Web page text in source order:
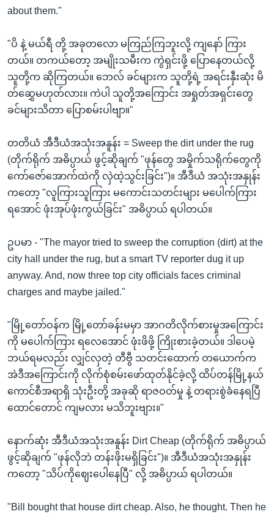
about them."
"ပိ နဲ့ မယ်ရီ တို့ အခုတလော မကြည်ကြဘူးလို့ ကျနော် ကြား
တယ်။ တကယ်တော့ အမျိုးသမီးက ကွဲရှင်းဖို့ ပြောနေတယ်လို့
သူတို့က ဆိုကြတယ်။ ဘေလ် ခင်များက သူတို့ရဲ့ အရင်းနှီးဆုံး မိ
တ်ဆွှေမဟုတ်လား။ ကဲပါ သူတို့အကြောင်း အရှုတ်အရှင်းတွေ
ခင်များသိတာ ပြောစမ်းပါဗျာ။"
တတိယံ အီဒီယံအသုံးအနူန်း = Sweep the dirt under the rug
(တိုက်ရိုက် အဓိပ္ပာယ် ဖွင့်ဆိုချက် "ဖုန်တွေ အမှိုက်သရိုက်တွေကို
ကော်ဇော်အောက်ထဲကို လှဲထဲ့သွင်းခြင်း")။ အီဒီယံ အသုံးအနှုန်း
ကတော့ "လူကြားသူကြား မကောင်းသတင်းများ မပေါက်ကြား
ရအောင် ဖုံးအုပ်ဖုံးကွယ်ခြင်း" အဓိပ္ပာယ် ရပါတယ်။
ဥပမာ - "The mayor tried to sweep the corruption (dirt) at the
city hall under the rug, but a smart TV reporter dug it up
anyway. And, now three top city officials faces criminal
charges and maybe jailed."
"မြို့တော်ဝန်က မြို့တော်ခန်းမမှာ အာဂတိလိုက်စားမှုအကြောင်း
ကို မပေါက်ကြား ရလေအောင် ဖုံးဖိဖို့ ကြိုးစားခဲ့တယ်။ ဒါပေမဲ့
ဘယ်ရမလည်း လျှင်လှတဲ့ တီဗွီ သတင်းထောက် တယောက်က
အဲဒီအကြောင်းကို လိုက်စုံစမ်းဖော်ထုတ်နိုင်ခဲ့လို့ ထိပ်တန်မြို့နယ်
ကောင်စီအရာရှိ သုံးဦးတို့ အခုဆို ရာဇဝတ်မှု နဲ့ တရားစွဲခံနေရပြီ
ထောင်တောင် ကျမလား မသိဘူးဗျား။"
နောက်ဆုံး အီဒီယံအသုံးအနူန်း Dirt Cheap (တိုက်ရိုက် အဓိပ္ပာယ်
ဖွင့်ဆိုချက် "ဖုန်လိုဘဲ တန်းဖိုးမရှိခြင်း")။ အီဒီယံအသုံးအနှုန်း
ကတော့ "သိပ်ကိုဈေးပေါနေပြီ" လို့ အဓိပ္ပာယ် ရပါတယ်။
"Bill bought that house dirt cheap. Also, he thought. Then he